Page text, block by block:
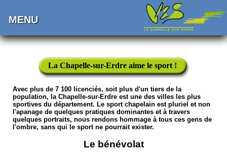
MENU
La Chapelle-sur-Erdre aime le sport !
Avec plus de 7 100 licenciés, soit plus d'un tiers de la
population, la Chapelle-sur-Erdre est une des villes les plus
sportives du département. Le sport chapelain est pluriel et non
l'apanage de quelques pratiques dominantes et à travers
quelques portraits, nous rendons hommage à tous ces gens de
l'ombre, sans qui le sport ne pourrait exister.
Le bénévolat